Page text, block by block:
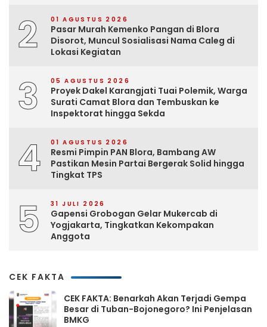
2 01 AGUSTUS 2026
Pasar Murah Kemenko Pangan di Blora
Disorot, Muncul Sosialisasi Nama Caleg di
Lokasi Kegiatan
3 05 AGUSTUS 2026
Proyek Dakel Karangjati Tuai Polemik, Warga
Surati Camat Blora dan Tembuskan ke
Inspektorat hingga Sekda
4 01 AGUSTUS 2026
Resmi Pimpin PAN Blora, Bambang AW
Pastikan Mesin Partai Bergerak Solid hingga
Tingkat TPS
5 31 JULI 2026
Gapensi Grobogan Gelar Mukercab di
Yogjakarta, Tingkatkan Kekompakan
Anggota
CEK FAKTA
CEK FAKTA: Benarkah Akan Terjadi Gempa
Besar di Tuban-Bojonegoro? Ini Penjelasan
BMKG